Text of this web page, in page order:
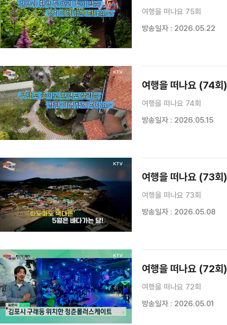
여행을 떠나요 75회
방송일자 : 2026.05.22
여행을 떠나요 (74회)
여행을 떠나요 74회
방송일자 : 2026.05.15
여행을 떠나요 (73회)
여행을 떠나요 73회
방송일자 : 2026.05.08
여행을 떠나요 (72회)
여행을 떠나요 72회
방송일자 : 2026.05.01